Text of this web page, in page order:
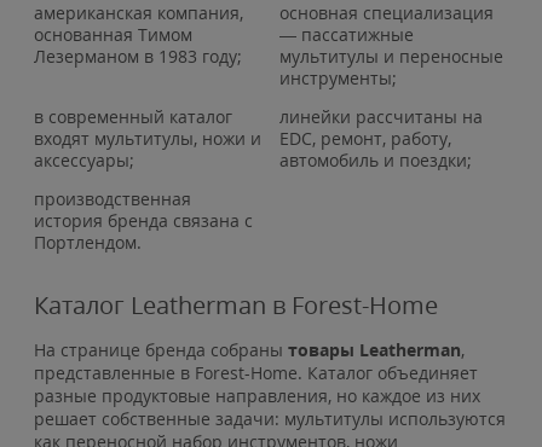
американская компания,
основанная Тимом
Лезерманом в 1983 году;
основная специализация
— пассатижные
мультитулы и переносные
инструменты;
в современный каталог
входят мультитулы, ножи и
аксессуары;
линейки рассчитаны на
EDC, ремонт, работу,
автомобиль и поездки;
производственная
история бренда связана с
Портлендом.
Каталог Leatherman в Forest-Home
На странице бренда собраны товары Leatherman,
представленные в Forest-Home. Каталог объединяет
разные продуктовые направления, но каждое из них
решает собственные задачи: мультитулы используются
как переносной набор инструментов, ножи